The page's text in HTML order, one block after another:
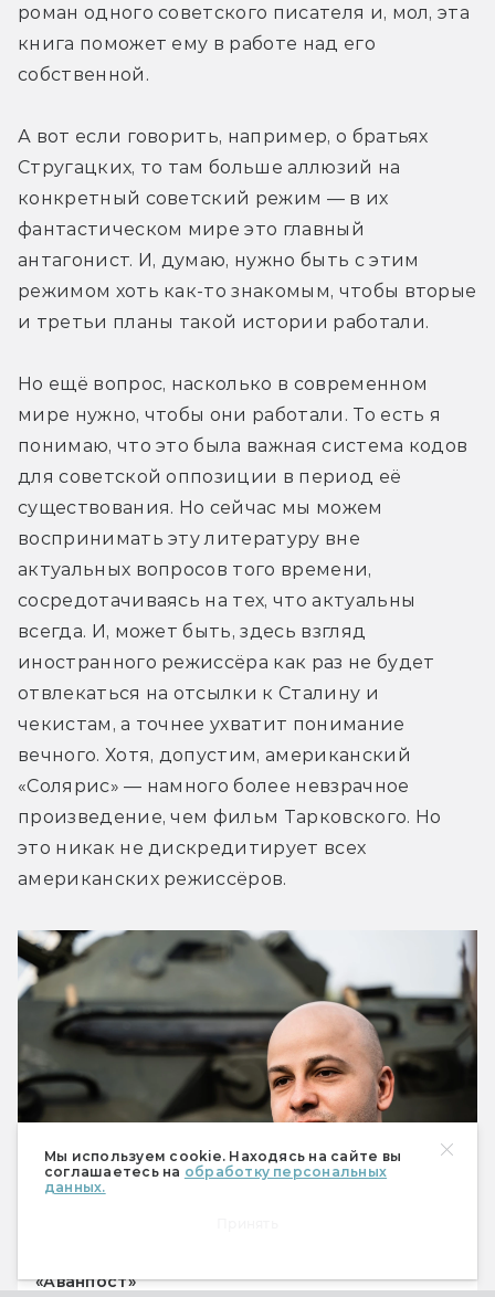
Мы используем cookie. Находясь на сайте вы
соглашаетесь на обработку персональных
данных.
роман одного советского писателя и, мол, эта
книга поможет ему в работе над его
собственной.
А вот если говорить, например, о братьях
Стругацких, то там больше аллюзий на
конкретный советский режим — в их
фантастическом мире это главный
антагонист. И, думаю, нужно быть с этим
режимом хоть как-то знакомым, чтобы вторые
и третьи планы такой истории работали.
Но ещё вопрос, насколько в современном
мире нужно, чтобы они работали. То есть я
понимаю, что это была важная система кодов
для советской оппозиции в период её
существования. Но сейчас мы можем
воспринимать эту литературу вне
актуальных вопросов того времени,
сосредотачиваясь на тех, что актуальны
всегда. И, может быть, здесь взгляд
иностранного режиссёра как раз не будет
отвлекаться на отсылки к Сталину и
чекистам, а точнее ухватит понимание
вечного. Хотя, допустим, американский
«Солярис» — намного более невзрачное
произведение, чем фильм Тарковского. Но
это никак не дискредитирует всех
американских режиссёров.
«Аванпост»